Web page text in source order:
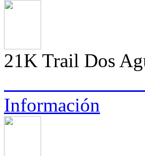
21K Trail Dos
Información